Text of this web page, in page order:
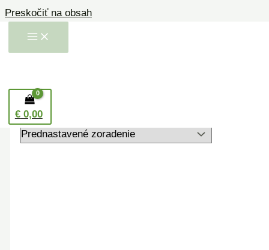
Preskočiť na obsah
€0,00
Domov
Zobrazený jediný výsledok